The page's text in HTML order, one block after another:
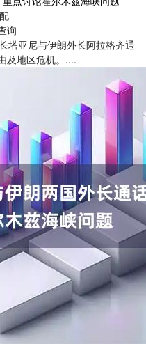
询
塔亚尼与伊朗外长阿拉格齐通
及地区危机。....